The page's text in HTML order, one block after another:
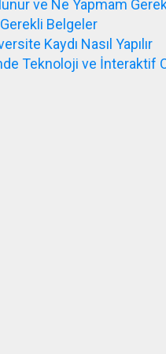
ve Ne Yapmam
Belgeler
Kaydı Nasıl Yapılır
Teknoloji ve İnteraktif